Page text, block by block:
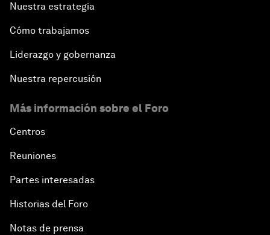
Nuestra estrategia
Cómo trabajamos
Liderazgo y gobernanza
Nuestra repercusión
Más información sobre el Foro
Centros
Reuniones
Partes interesadas
Historias del Foro
Notas de prensa